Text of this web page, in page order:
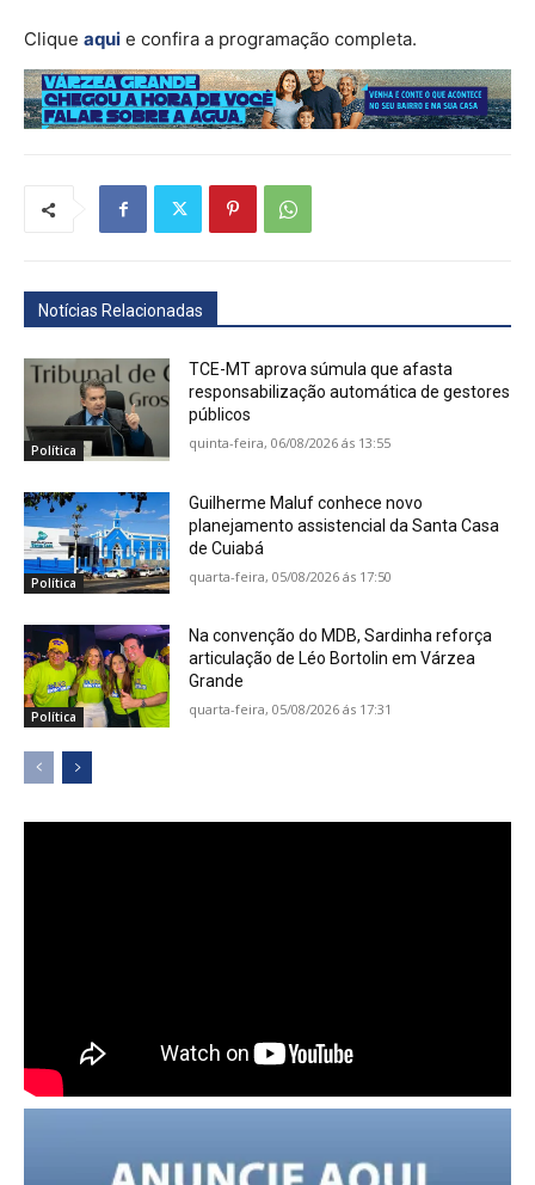
Clique aqui e confira a programação completa.
Notícias Relacionadas
Política
TCE-MT aprova súmula que afasta
responsabilização automática de gestores
públicos
quinta-feira, 06/08/2026 ás 13:55
Política
Guilherme Maluf conhece novo
planejamento assistencial da Santa Casa
de Cuiabá
quarta-feira, 05/08/2026 ás 17:50
Política
Na convenção do MDB, Sardinha reforça
articulação de Léo Bortolin em Várzea
Grande
quarta-feira, 05/08/2026 ás 17:31